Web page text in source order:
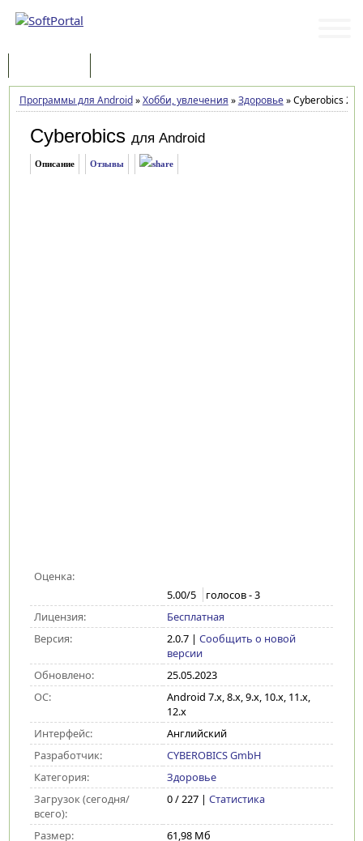
Программы для Android»Хобби, увлечения »Здоровье»Cyberobics
Cyberobics для Android
Описание Отзывы
Оценка:
5.00/5 голосов -3
Лицензия:
Бесплатная
Версия:
2.0.7| Сообщить о новой
версии
Обновлено:
25.05.2023
ОС:
Android 7.x, 8.x, 9.x, 10.x, 11.x,
12.x
Интерфейс:
Английский
Разработчик:
CYBEROBICS GmbH
Категория:
Здоровье
Загрузок (сегодня/
всего):
0 / 227 | Статистика
Размер: 61,98 Мб